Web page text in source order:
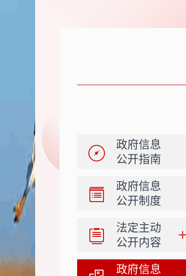
政府信息
公开指南
政府信息
公开制度
法定主动
公开内容
政府信息